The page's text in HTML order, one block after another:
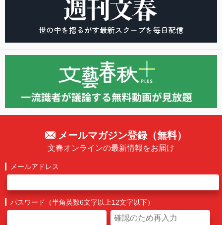
メールマガジン登録（無料）
文春オンラインの最新情報をお届け
メールアドレス
パスワード（半角英数6文字以上12文字以下）